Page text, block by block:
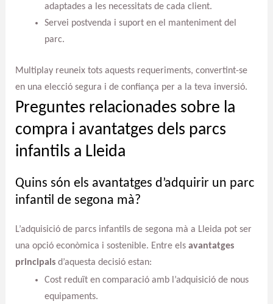
adaptades a les necessitats de cada client.
Servei postvenda i suport en el manteniment del
parc.
Multiplay reuneix tots aquests requeriments, convertint-se
en una elecció segura i de confiança per a la teva inversió.
Preguntes relacionades sobre la
compra i avantatges dels parcs
infantils a Lleida
Quins són els avantatges d’adquirir un parc
infantil de segona mà?
L’adquisició de parcs infantils de segona mà a Lleida pot ser
una opció econòmica i sostenible. Entre els avantatges
principalsd’aquesta decisió estan:
Cost reduït en comparació amb l’adquisició de nous
equipaments.